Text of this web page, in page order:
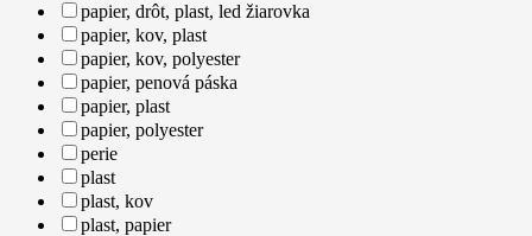
papier, drôt, plast, led žiarovka
papier, kov, plast
papier, kov, polyester
papier, penová páska
papier, plast
papier, polyester
perie
plast
plast, kov
plast, papier